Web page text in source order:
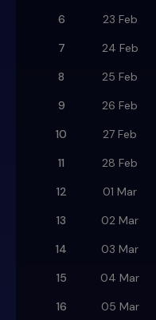
6
23 Feb
7
24 Feb
8
25 Feb
9
26 Feb
10
27 Feb
11
28 Feb
12
01 Mar
13
02 Mar
14
03 Mar
15
04 Mar
16
05 Mar